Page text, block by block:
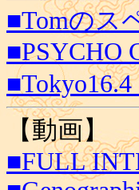
■Tomのス
■PSYCHO
【動画】
■FULL